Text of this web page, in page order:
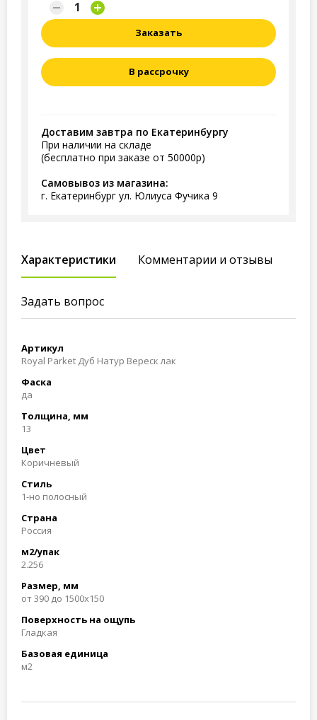
Заказать
В рассрочку
Доставим завтра по Екатеринбургу
При наличии на складе
(бесплатно при заказе от 50000р)
Самовывоз из магазина:
г. Екатеринбург ул. Юлиуса Фучика 9
Характеристики Комментарии и отзывы
Задать вопрос
Артикул
Royal Parket Дуб Натур Вереск лак
Фаска
да
Толщина, мм
13
Цвет
Коричневый
Стиль
1-но полосный
Страна
Россия
м2/упак
2.256
Размер, мм
от 390 до 1500х150
Поверхность на ощупь
Гладкая
Базовая единица
м2